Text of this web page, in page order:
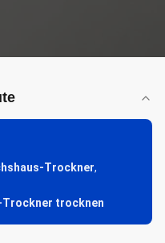
Trockner,
Trockner trocknen